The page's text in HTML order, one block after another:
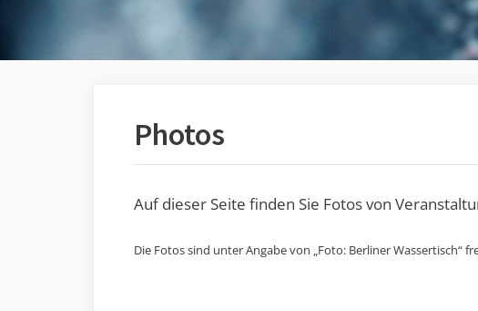
Photos
Auf dieser Seite finden Sie Fotos von
Die Fotos sind unter Angabe von „Foto: Berliner Wassertisch“